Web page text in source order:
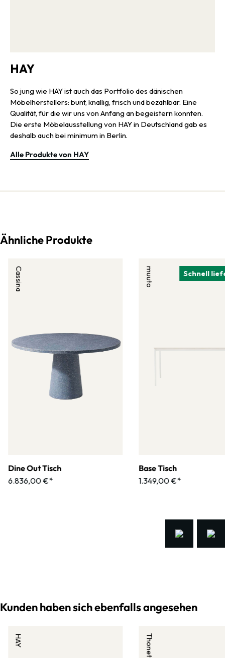
HAY
So jung wie HAY ist auch das Portfolio des dänischen
Möbelherstellers: bunt, knallig, frisch und bezahlbar. Eine
Qualität, für die wir uns von Anfang an begeistern konnten.
Die erste Möbelausstellung von HAY in Deutschland gab es
deshalb auch bei minimum in Berlin.
Alle Produkte von HAY
Ähnliche Produkte
Cassina
Dine Out Tisch
6.836,00 €*
Schnell
muuto
Base Tisch
1.349,00 €*
Kunden haben sich ebenfalls angesehen
HAY Thonet